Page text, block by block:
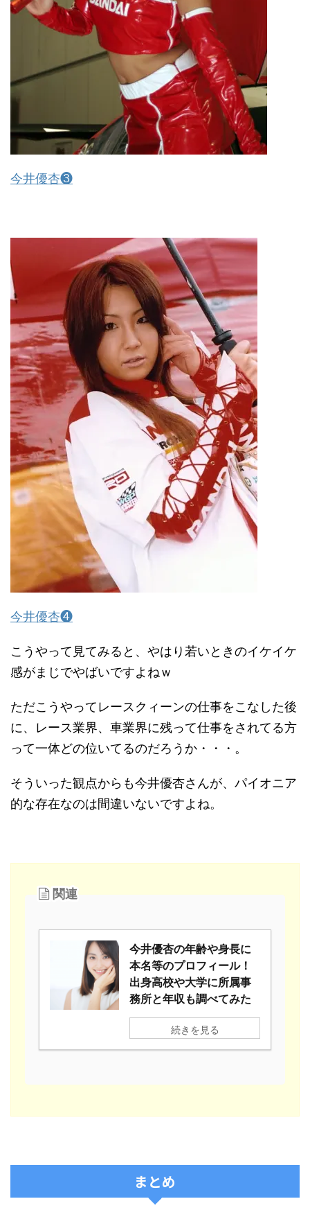
今井優杏❸
今井優杏❹
こうやって見てみると、やはり若いときのイケイケ
感がまじでやばいですよねｗ
ただこうやってレースクィーンの仕事をこなした後
に、レース業界、車業界に残って仕事をされてる方
って一体どの位いてるのだろうか・・・。
そういった観点からも今井優杏さんが、パイオニア
的な存在なのは間違いないですよね。
関連
今井優杏の年齢や身長に
本名等のプロフィール！
出身高校や大学に所属事
務所と年収も調べてみた
続きを見る
まとめ